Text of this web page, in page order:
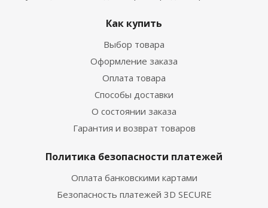
Как купить
Выбор товара
Оформление заказа
Оплата товара
Способы доставки
О состоянии заказа
Гарантия и возврат товаров
Политика безопасности платежей
Оплата банковскими картами
Безопасность платежей 3D SECURE